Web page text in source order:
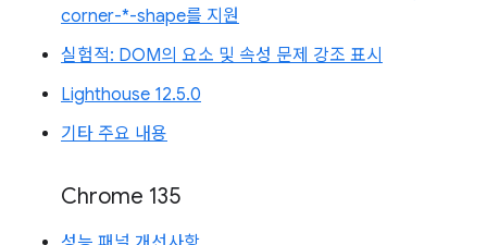
corner-*-shape를 지원
실험적: DOM의 요소 및 속성 문제 강조 표시
Lighthouse 12.5.0
기타 주요 내용
Chrome 135